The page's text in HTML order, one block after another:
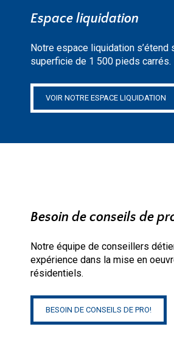
Espace liquidation
Notre espace liquidation s’étend
superficie de 1 500 pieds carrés.
VOIR NOTRE ESPACE LIQUIDATION
Besoin de conseils de
Notre équipe de conseillers
expérience dans la mise en
résidentiels.
BESOIN DE CONSEILS DE PRO!